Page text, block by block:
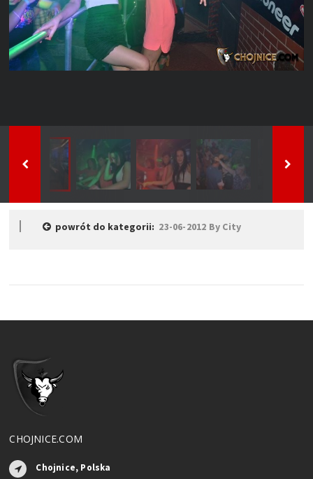
powrót do kategorii: 23-06-2012 By City
CHOJNICE.COM
Chojnice, Polska